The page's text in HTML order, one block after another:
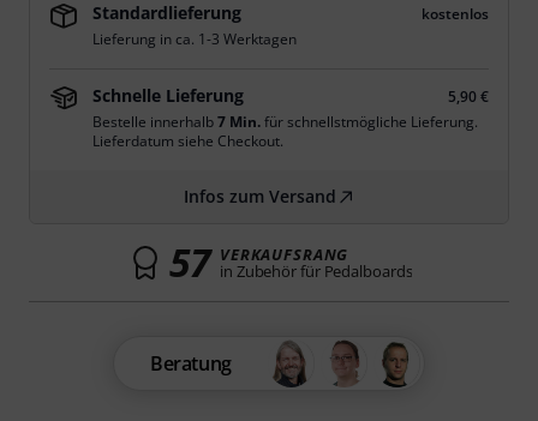
Standardlieferung
kostenlos
Lieferung in ca. 1-3 Werktagen
Schnelle Lieferung
5,90 €
Bestelle innerhalb7 Min.für schnellstmögliche Lieferung.
Lieferdatum siehe Checkout.
Infos zum Versand
57 VERKAUFSRANG
in Zubehör für Pedalboards
Beratung